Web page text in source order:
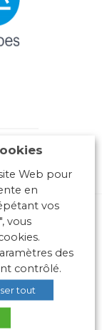
Web pour
en
vos
vous
des
contrôlé.
tout